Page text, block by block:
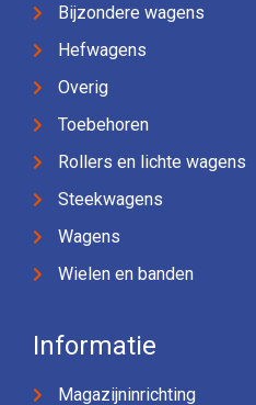
Bijzondere wagens
Hefwagens
Overig
Toebehoren
Rollers en lichte wagens
Steekwagens
Wagens
Wielen en banden
Informatie
Magazijninrichting